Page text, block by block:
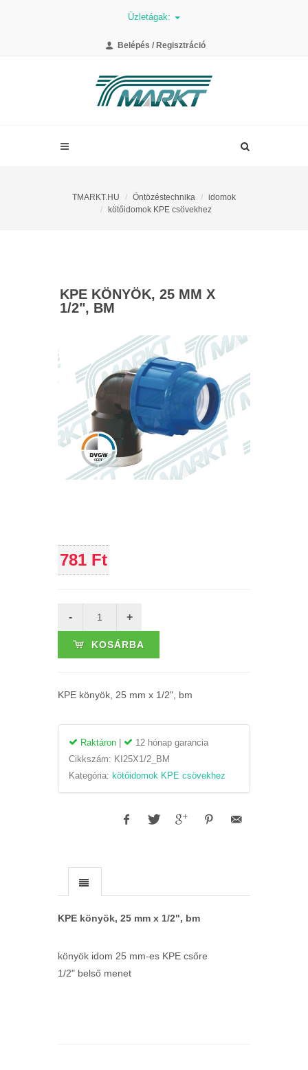
Üzletágak:
Belépés / Regisztráció
TMARKT.HU Öntözéstechnika
idomok
kötőidomok KPE csövekhez
KPE KÖNYÖK, 25 MM X
1/2", BM
781 Ft
KOSÁRBA
KPE könyök, 25 mm x 1/2", bm
Raktáron
12 hónap garancia
Cikkszám: KI25X1/2_BM
Kategória: kötőidomok KPE csövekhez
KPE könyök, 25 mm x 1/2", bm
könyök idom 25 mm-es KPE csőre
1/2" belső menet